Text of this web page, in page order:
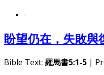
-
盼望仍在，失敗與
Bible Text: 羅馬書5:1-5 |